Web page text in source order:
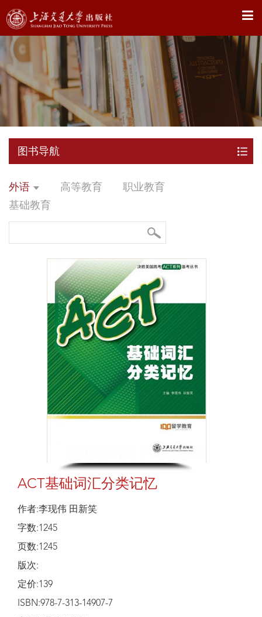
X
图书导航
外语 高等教育
职业教育
基础教育
ACT基础词汇分类记忆
作者:李现伟 田新笑
字数:1245
页数:1245
版次:
定价:139
ISBN:978-7-313-14907-7